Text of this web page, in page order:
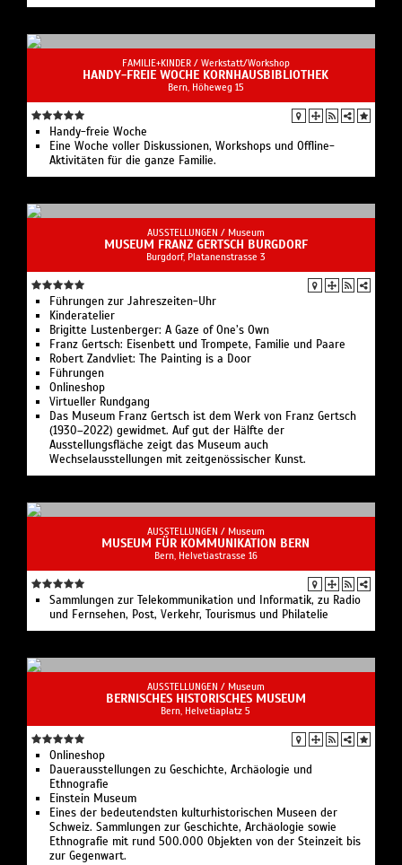
FAMILIE+KINDER / Werkstatt/Workshop
HANDY-FREIE WOCHE KORNHAUSBIBLIOTHEK
Bern, Höheweg 15
Handy-freie Woche
Eine Woche voller Diskussionen, Workshops und Offline-
Aktivitäten für die ganze Familie.
AUSSTELLUNGEN / Museum
MUSEUM FRANZ GERTSCH BURGDORF
Burgdorf, Platanenstrasse 3
Führungen zur Jahreszeiten-Uhr
Kinderatelier
Brigitte Lustenberger: A Gaze of One’s Own
Franz Gertsch: Eisenbett und Trompete, Familie und Paare
Robert Zandvliet: The Painting is a Door
Führungen
Onlineshop
Virtueller Rundgang
Das Museum Franz Gertsch ist dem Werk von Franz Gertsch
(1930–2022) gewidmet. Auf gut der Hälfte der
Ausstellungsfläche zeigt das Museum auch
Wechselausstellungen mit zeitgenössischer Kunst.
AUSSTELLUNGEN / Museum
MUSEUM FÜR KOMMUNIKATION BERN
Bern, Helvetiastrasse 16
Sammlungen zur Telekommunikation und Informatik, zu Radio
und Fernsehen, Post, Verkehr, Tourismus und Philatelie
AUSSTELLUNGEN / Museum
BERNISCHES HISTORISCHES MUSEUM
Bern, Helvetiaplatz 5
Onlineshop
Dauerausstellungen zu Geschichte, Archäologie und
Ethnografie
Einstein Museum
Eines der bedeutendsten kulturhistorischen Museen der
Schweiz. Sammlungen zur Geschichte, Archäologie sowie
Ethnografie mit rund 500.000 Objekten von der Steinzeit bis
zur Gegenwart.